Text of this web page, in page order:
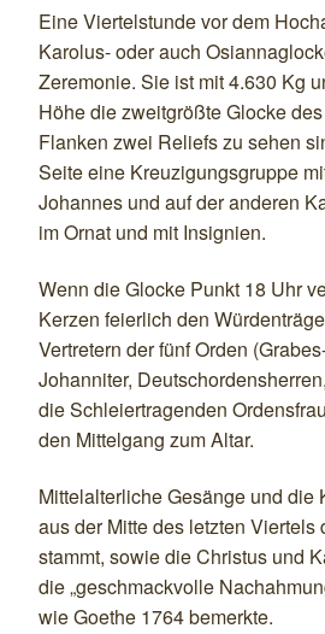
Eine Viertelstunde vor dem
Karolus- oder auch
Zeremonie. Sie ist mit 4.630 Kg
Höhe die zweitgrößte Glocke
Flanken zwei Reliefs zu sehen
Seite eine Kreuzigungsgruppe
Johannes und auf der anderen
im Ornat und mit Insignien.
Wenn die Glocke Punkt 18 Uhr
Kerzen feierlich den
Vertretern der fünf Orden
Johanniter,
die Schleiertragenden
den Mittelgang zum Altar.
Mittelalterliche Gesänge und die
aus der Mitte des letzten Viertels
stammt, sowie die Christus und
die „geschmackvolle
wie Goethe 1764 bemerkte.